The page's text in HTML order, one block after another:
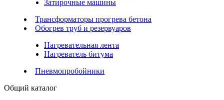
Затирочные машины
Трансформаторы прогрева бетона
Обогрев труб и резервуаров
Нагревательная лента
Нагреватель битума
Пневмопробойники
Общий каталог